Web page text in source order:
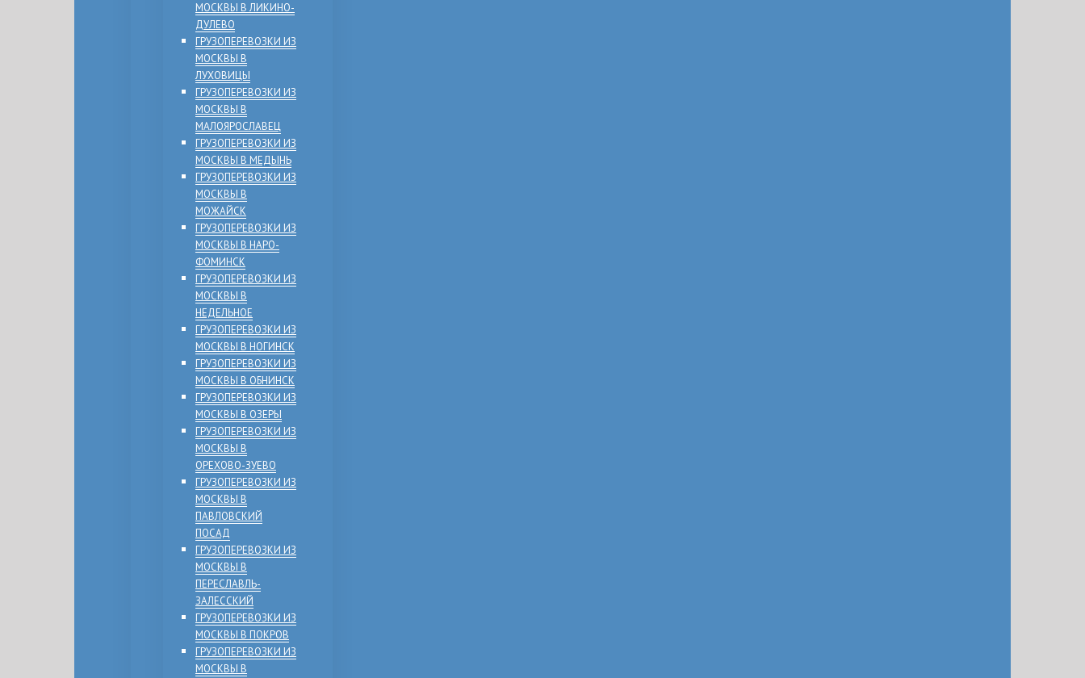
МОСКВЫ В ЛИКИНО-
ДУЛЕВО
ГРУЗОПЕРЕВОЗКИ ИЗ
МОСКВЫ В
ЛУХОВИЦЫ
ГРУЗОПЕРЕВОЗКИ ИЗ
МОСКВЫ В
МАЛОЯРОСЛАВЕЦ
ГРУЗОПЕРЕВОЗКИ ИЗ
МОСКВЫ В МЕДЫНЬ
ГРУЗОПЕРЕВОЗКИ ИЗ
МОСКВЫ В
МОЖАЙСК
ГРУЗОПЕРЕВОЗКИ ИЗ
МОСКВЫ В НАРО-
ФОМИНСК
ГРУЗОПЕРЕВОЗКИ ИЗ
МОСКВЫ В
НЕДЕЛЬНОЕ
ГРУЗОПЕРЕВОЗКИ ИЗ
МОСКВЫ В НОГИНСК
ГРУЗОПЕРЕВОЗКИ ИЗ
МОСКВЫ В ОБНИНСК
ГРУЗОПЕРЕВОЗКИ ИЗ
МОСКВЫ В ОЗЕРЫ
ГРУЗОПЕРЕВОЗКИ ИЗ
МОСКВЫ В
ОРЕХОВО-ЗУЕВО
ГРУЗОПЕРЕВОЗКИ ИЗ
МОСКВЫ В
ПАВЛОВСКИЙ
ПОСАД
ГРУЗОПЕРЕВОЗКИ ИЗ
МОСКВЫ В
ПЕРЕСЛАВЛЬ-
ЗАЛЕССКИЙ
ГРУЗОПЕРЕВОЗКИ ИЗ
МОСКВЫ В ПОКРОВ
ГРУЗОПЕРЕВОЗКИ ИЗ
МОСКВЫ В